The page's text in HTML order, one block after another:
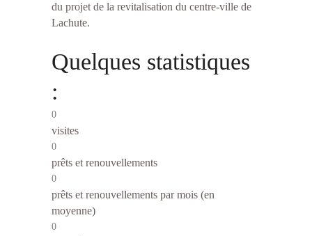
du projet de la revitalisation du centre-ville de
Lachute.
Quelques statistiques
:
0
visites
0
prêts et renouvellements
0
prêts et renouvellements par mois (en
moyenne)
0